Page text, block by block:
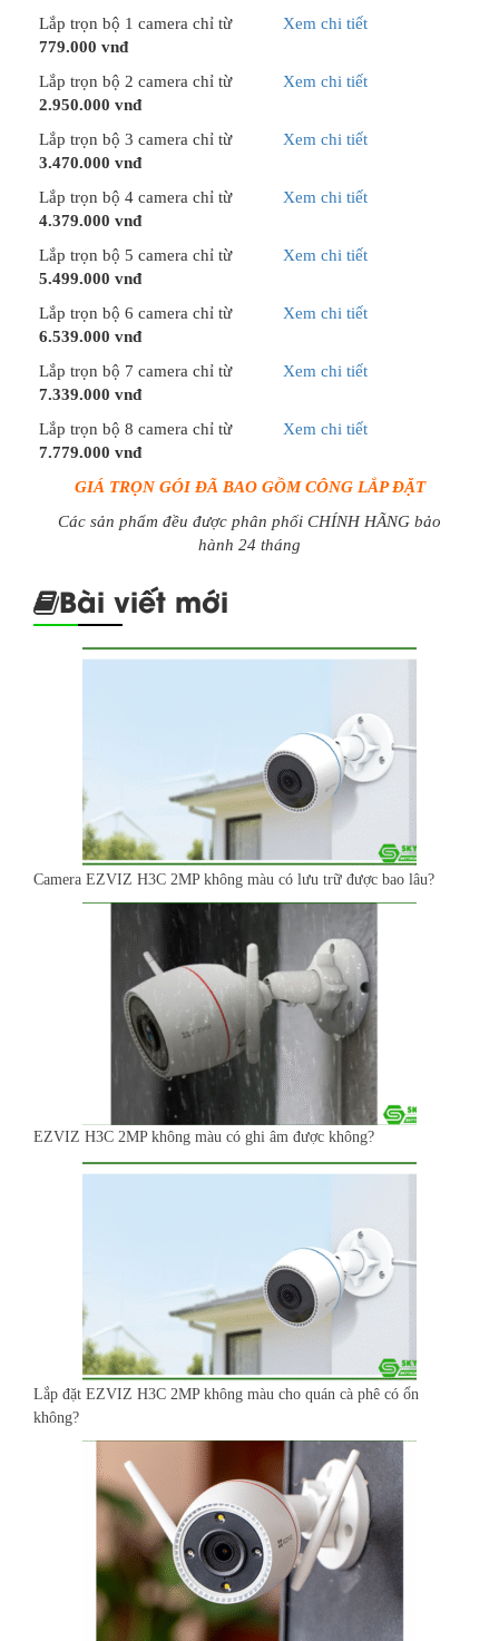
Lắp trọn bộ 1 camera chỉ từ
779.000 vnđ
Xem chi tiết
Lắp trọn bộ 2 camera chỉ từ
2.950.000 vnđ
Xem chi tiết
Lắp trọn bộ 3 camera chỉ từ
3.470.000 vnđ
Xem chi tiết
Lắp trọn bộ 4 camera chỉ từ
4.379.000 vnđ
Xem chi tiết
Lắp trọn bộ 5 camera chỉ từ
5.499.000 vnđ
Xem chi tiết
Lắp trọn bộ 6 camera chỉ từ
6.539.000 vnđ
Xem chi tiết
Lắp trọn bộ 7 camera chỉ từ
7.339.000 vnđ
Xem chi tiết
Lắp trọn bộ 8 camera chỉ từ
7.779.000 vnđ
Xem chi tiết
GIÁ TRỌN GÓI ĐÃ BAO GỒM CÔNG LẮP ĐẶT
Các sản phẩm đều được phân phối CHÍNH HÃNG bảo
hành 24 tháng
Bài viết mới
Camera EZVIZ H3C 2MP không màu có lưu trữ được bao lâu?
EZVIZ H3C 2MP không màu có ghi âm được không?
Lắp đặt EZVIZ H3C 2MP không màu cho quán cà phê có ổn
không?